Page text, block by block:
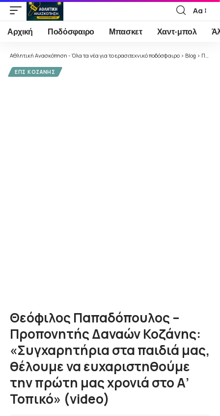
Font
Resizer
Αα
Αρχική Ποδόσφαιρο Μπασκετ Χαντ-μπολ
Αθλητική Ανασκόπηση - Όλα τα νέα για το ερασιτεχνικό ποδόσφαιρο > Blog > Ποδόσφαιρο
ΕΠΣ ΚΟΖΆΝΗΣ
Θεόφιλος Παπαδόπουλος –
Προπονητής Δαναών Κοζάνης:
«Συγχαρητήρια στα παιδιά μας,
θέλουμε να ευχαριστηθούμε
την πρώτη μας χρονιά στο Α’
Τοπικό» (video)